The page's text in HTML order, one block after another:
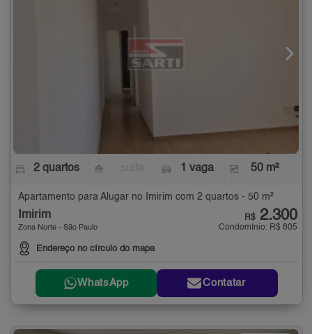
2 quartos 1 vaga 50 m²
Apartamento para Alugar no Imirim com 2 quartos - 50 m²
Imirim
Zona Norte - São Paulo
Endereço no círculo do mapa
R$ 2.300
Condomínio: R$ 805
WhatsApp Contatar